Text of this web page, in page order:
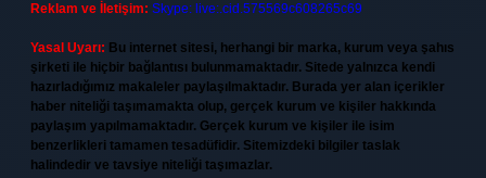
Reklam ve İletişim: Skype: live:.cid.575569c608265c69
Yasal Uyarı: Bu internet sitesi, herhangi bir marka, kurum veya şahıs
şirketi ile hiçbir bağlantısı bulunmamaktadır. Sitede yalnızca kendi
hazırladığımız makaleler paylaşılmaktadır. Burada yer alan içerikler
haber niteliği taşımamakta olup, gerçek kurum ve kişiler hakkında
paylaşım yapılmamaktadır. Gerçek kurum ve kişiler ile isim
benzerlikleri tamamen tesadüfidir. Sitemizdeki bilgiler taslak
halindedir ve tavsiye niteliği taşımazlar.